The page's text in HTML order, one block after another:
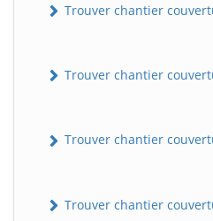
Trouver chantier
Trouver chantier
Trouver chantier
Trouver chantier